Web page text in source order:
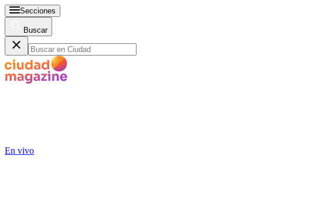
Secciones
Buscar
En vivo